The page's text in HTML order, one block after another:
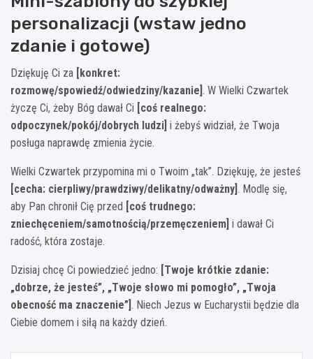
personalizacji (wstaw jedno
zdanie i gotowe)
Dziękuję Ci za [konkret:
rozmowę/spowiedź/odwiedziny/kazanie] . W Wielki Czwartek
życzę Ci, żeby Bóg dawał Ci [coś realnego:
odpoczynek/pokój/dobrych ludzi] i żebyś widział, że Twoja
posługa naprawdę zmienia życie.
Wielki Czwartek przypomina mi o Twoim „tak”. Dziękuję, że jesteś
[cecha: cierpliwy/prawdziwy/delikatny/odważny] . Modlę się,
aby Pan chronił Cię przed [coś trudnego:
zniechęceniem/samotnością/przemęczeniem] i dawał Ci
radość, która zostaje.
Dzisiaj chcę Ci powiedzieć jedno: [Twoje krótkie zdanie:
„dobrze, że jesteś”, „Twoje słowo mi pomogło”, „Twoja
obecność ma znaczenie”] . Niech Jezus w Eucharystii będzie dla
Ciebie domem i siłą na każdy dzień.